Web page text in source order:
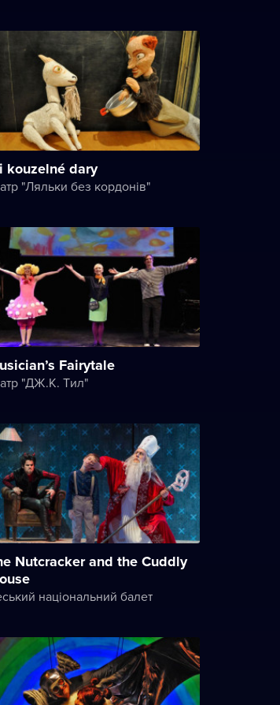
kouzelné dary
"Ляльки без кордонів"
Fairytale
"ДЖ.K. Tил"
Nutcracker and the Cuddly
національний балет